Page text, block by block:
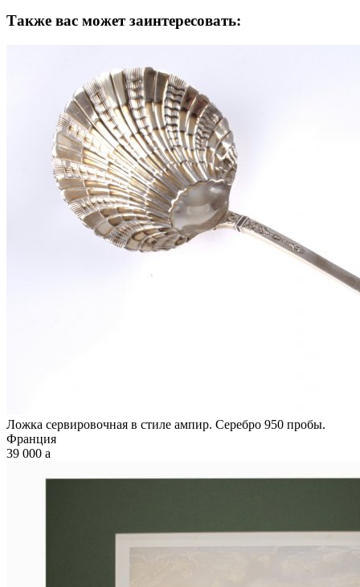
Также вас может заинтересовать:
Ложка сервировочная в стиле ампир. Серебро 950 пробы.
Франция
39 000 a